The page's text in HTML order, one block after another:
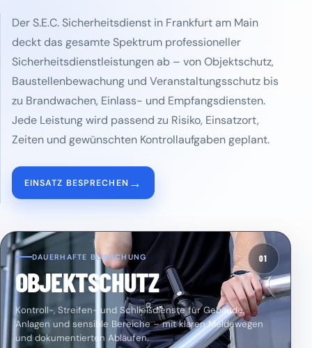
Der S.E.C. Sicherheitsdienst in Frankfurt am Main
deckt das gesamte Spektrum professioneller
Sicherheitsdienstleistungen ab – von Objektschutz,
Baustellenbewachung und Veranstaltungsschutz bis
zu Brandwachen, Einlass- und Empfangsdiensten.
Jede Leistung wird passend zu Risiko, Einsatzort,
Zeiten und gewünschten Kontrollaufgaben geplant.
EINSATZ BESPRECHEN →
01
DAUERHAFTE BEWACHUNG
OBJEKTSCHUTZ
Kontroll-, Streifen- und Schließdienste für Gebäude,
Anlagen und sensible Bereiche – mit klaren Meldewegen
und dokumentierten Abläufen.